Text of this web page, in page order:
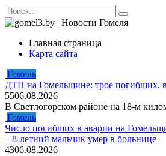
Перейти
к
содержанию
Search
for:
Главная страница
Карта сайта
Гомель
ДТП на Гомельщине: трое погибших,
5506.08.2026
В Светлогорском районе на 18-м
Гомель
Число погибших в аварии на
– 8-летний мальчик умер в больнице
4306.08.2026